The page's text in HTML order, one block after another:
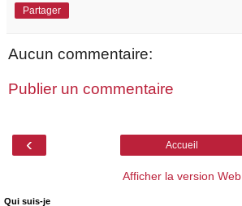
Partager
Aucun commentaire:
Publier un commentaire
‹ Accueil
Afficher la version Web
Qui suis-je